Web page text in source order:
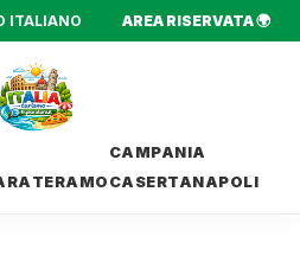
ITALIANO AREA RISERVATA 🌍
TERAMO
CAMPANIA
CASERTANAPOLI